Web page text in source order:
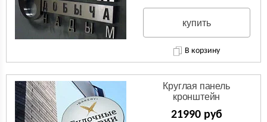
купить
В корзину
Круглая панель
кронштейн
(Двухсторонняя вывеска)
21990 руб